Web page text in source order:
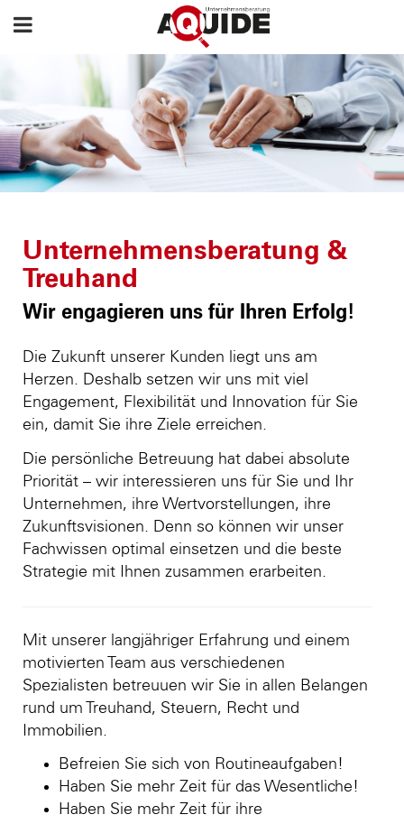
Unternehmensberatung &
Treuhand
Wir engagieren uns für Ihren Erfolg!
Die Zukunft unserer Kunden liegt uns am
Herzen. Deshalb setzen wir uns mit viel
Engagement, Flexibilität und Innovation für Sie
ein, damit Sie ihre Ziele erreichen.
Die persönliche Betreuung hat dabei absolute
Priorität – wir interessieren uns für Sie und Ihr
Unternehmen, ihre Wertvorstellungen, ihre
Zukunftsvisionen. Denn so können wir unser
Fachwissen optimal einsetzen und die beste
Strategie mit Ihnen zusammen erarbeiten.
Mit unserer langjähriger Erfahrung und einem
motivierten Team aus verschiedenen
Spezialisten betreuuen wir Sie in allen Belangen
rund um Treuhand, Steuern, Recht und
Immobilien.
Befreien Sie sich von Routineaufgaben!
Haben Sie mehr Zeit für das Wesentliche!
Haben Sie mehr Zeit für ihre